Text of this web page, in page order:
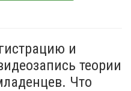
и
теории
Что